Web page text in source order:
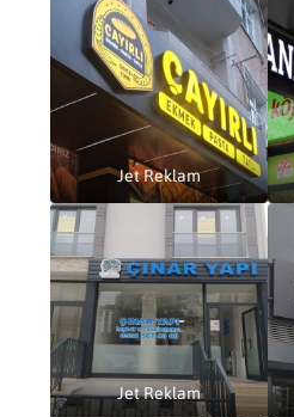
Jet Reklam
Jet Reklam